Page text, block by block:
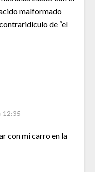
malformado
de “el
12:35
con mi carro en la